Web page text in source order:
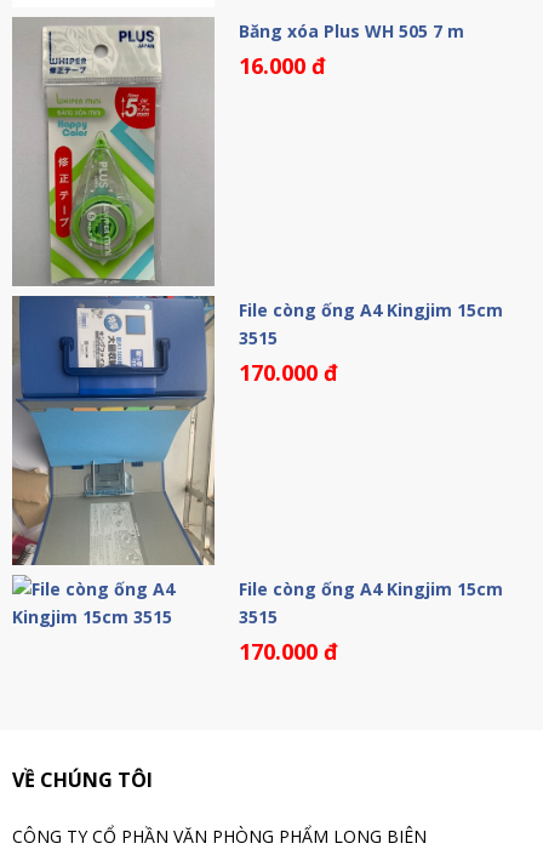
Băng xóa Plus WH 505 7 m
16.000 đ
File còng ống A4 Kingjim 15cm
3515
170.000 đ
File còng ống A4 Kingjim 15cm
3515
170.000 đ
VỀ CHÚNG TÔI
CÔNG TY CỔ PHẦN VĂN PHÒNG PHẨM LONG BIÊN